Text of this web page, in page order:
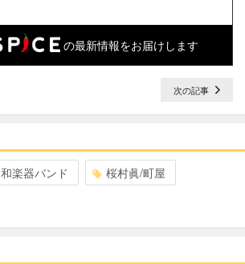
の最新情報をお届けします
次の記事
和楽器バンド 桜村眞/町屋